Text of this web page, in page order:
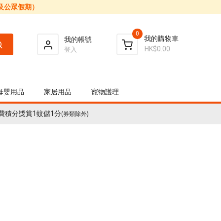
眾假期）
我的帳號
登入
我的購物車
0
HK$0.00
嬰用品 家居用品 寵物護理
積分獎賞1蚊儲1分(券類除外)